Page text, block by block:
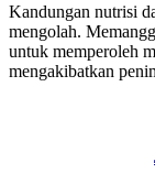
Kandungan nutrisi
mengolah.
untuk memperoleh
mengakibatkan